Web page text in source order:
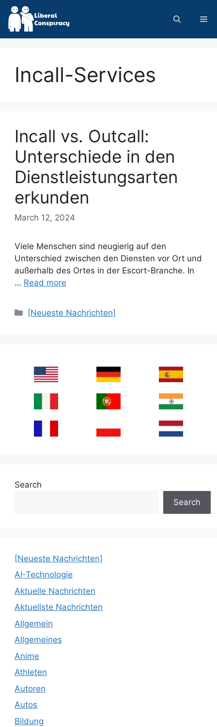
Skip
content
Incall-Services
Incall vs. Outcall:
Unterschiede in den
Dienstleistungsarten
erkunden
March 12, 2024
Viele Menschen sind neugierig auf den
Unterschied zwischen den Diensten vor Ort und
außerhalb des Ortes in der Escort-Branche. In
… Read more
Categories
[Neueste Nachrichten]
Search
Search
[Neueste Nachrichten]
AI-Technologie
Aktuelle Nachrichten
Aktuellste Nachrichten
Allgemein
Allgemeines
Anime
Athleten
Autoren
Autos
Bildung